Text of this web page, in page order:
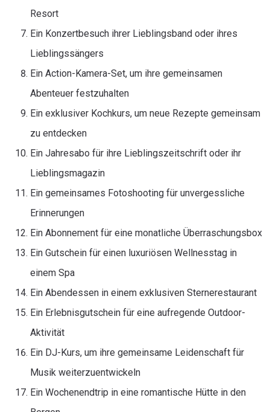
Resort
Ein Konzertbesuch ihrer Lieblingsband oder ihres
Lieblingssängers
Ein Action-Kamera-Set, um ihre gemeinsamen
Abenteuer festzuhalten
Ein exklusiver Kochkurs, um neue Rezepte gemeinsam
zu entdecken
Ein Jahresabo für ihre Lieblingszeitschrift oder ihr
Lieblingsmagazin
Ein gemeinsames Fotoshooting für unvergessliche
Erinnerungen
Ein Abonnement für eine monatliche Überraschungsbox
Ein Gutschein für einen luxuriösen Wellnesstag in
einem Spa
Ein Abendessen in einem exklusiven Sternerestaurant
Ein Erlebnisgutschein für eine aufregende Outdoor-
Aktivität
Ein DJ-Kurs, um ihre gemeinsame Leidenschaft für
Musik weiterzuentwickeln
Ein Wochenendtrip in eine romantische Hütte in den